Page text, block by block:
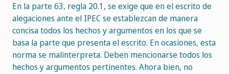
En la parte 63, regla 20.1, se exige que en el escrito de
alegaciones ante el IPEC se establezcan de manera
concisa todos los hechos y argumentos en los que se
basa la parte que presenta el escrito. En ocasiones, esta
norma se malinterpreta. Deben mencionarse todos los
hechos y argumentos pertinentes. Ahora bien, no